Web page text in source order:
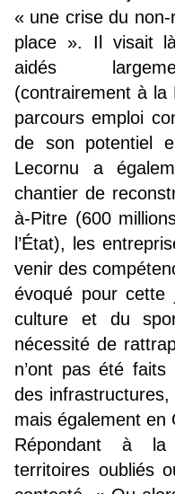
« une crise du
place ». Il visait
aidés
(contrairement à la
parcours emploi
de son potentiel
Lecornu a
chantier de
à-Pitre (600
l’État), les
venir des
évoqué pour cette
culture et du
nécessité de
n’ont pas été faits
des
mais également en
Répondant à
territoires oubliés